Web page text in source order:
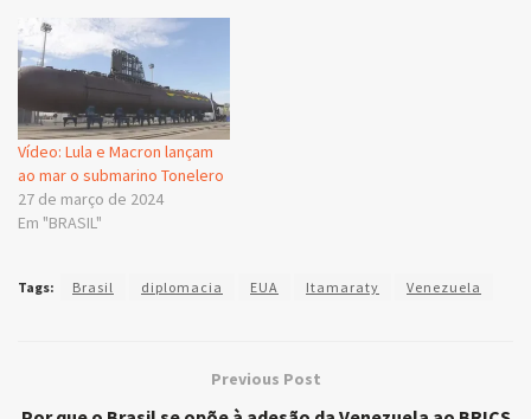
Vídeo: Lula e Macron lançam
ao mar o submarino Tonelero
27 de março de 2024
Em "BRASIL"
Tags: Brasil diplomacia EUA Itamaraty Venezuela
Previous Post